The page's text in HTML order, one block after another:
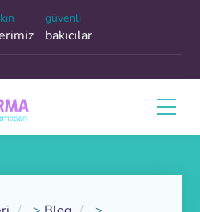
güvenli
bakıcılar